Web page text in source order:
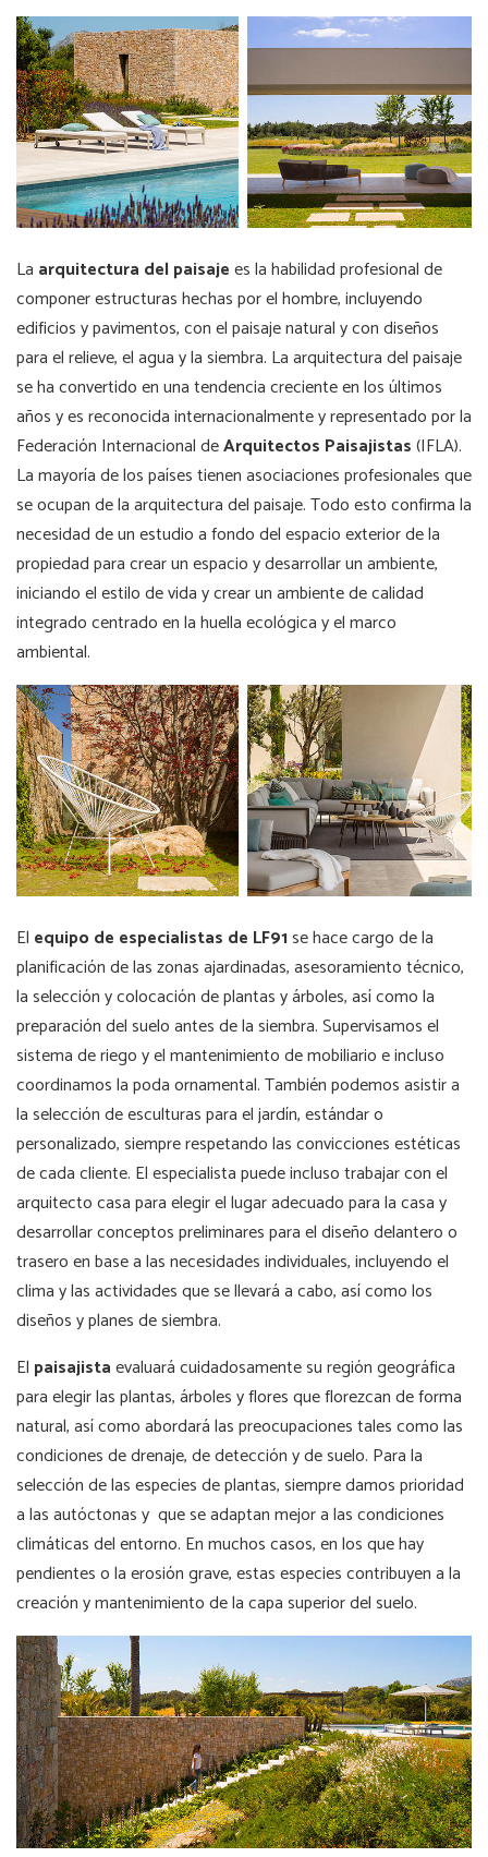
La arquitectura del paisajees la habilidad profesional de
componer estructuras hechas por el hombre, incluyendo
edificios y pavimentos, con el paisaje natural y con diseños
para el relieve, el agua y la siembra. La arquitectura del paisaje
se ha convertido en una tendencia creciente en los últimos
años y es reconocida internacionalmente y representado por la
Federación Internacional deArquitectos Paisajistas(IFLA).
La mayoría de los países tienen asociaciones profesionales que
se ocupan de la arquitectura del paisaje. Todo esto confirma la
necesidad de un estudio a fondo del espacio exterior de la
propiedad para crear un espacio y desarrollar un ambiente,
iniciando el estilo de vida y crear un ambiente de calidad
integrado centrado en la huella ecológica y el marco
ambiental.
El equipo de especialistas de LF91se hace cargo de la
planificación de las zonas ajardinadas, asesoramiento técnico,
la selección y colocación de plantas y árboles, así como la
preparación del suelo antes de la siembra. Supervisamos el
sistema de riego y el mantenimiento de mobiliario e incluso
coordinamos la poda ornamental. También podemos asistir a
la selección de esculturas para el jardín, estándar o
personalizado, siempre respetando las convicciones estéticas
de cada cliente. El especialista puede incluso trabajar con el
arquitecto casa para elegir el lugar adecuado para la casa y
desarrollar conceptos preliminares para el diseño delantero o
trasero en base a las necesidades individuales, incluyendo el
clima y las actividades que se llevará a cabo, así como los
diseños y planes de siembra.
El paisajistaevaluará cuidadosamente su región geográfica
para elegir las plantas, árboles y flores que florezcan de forma
natural, así como abordará las preocupaciones tales como las
condiciones de drenaje, de detección y de suelo. Para la
selección de las especies de plantas, siempre damos prioridad
a las autóctonas y que se adaptan mejor a las condiciones
climáticas del entorno. En muchos casos, en los que hay
pendientes o la erosión grave, estas especies contribuyen a la
creación y mantenimiento de la capa superior del suelo.